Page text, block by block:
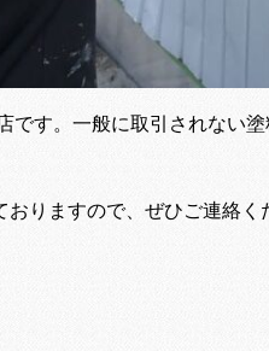
です。一般に取引されない
りますので、ぜひご連絡く